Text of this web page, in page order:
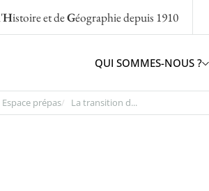
Histoire et deGéographiedepuis 1910
QUI SOMMES-NOUS ?
Espace prépas La transition d...